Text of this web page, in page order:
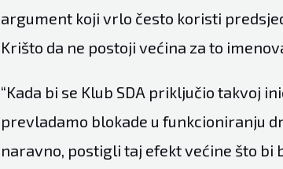
argument koji vrlo često koristi
Krišto da ne postoji većina za to
“Kada bi se Klub SDA priključio takvoj
prevladamo blokade u funkcioniranju
naravno, postigli taj efekt većine što bi